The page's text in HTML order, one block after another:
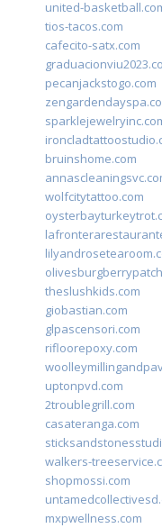
united-
tios-tacos.com
cafecito-satx.com
pecanjackstogo.com
bruinshome.com
wolfcitytattoo.com
theslushkids.com
giobastian.com
glpascensori.com
rifloorepoxy.com
uptonpvd.com
2troublegrill.com
casateranga.com
walkers-
shopmossi.com
mxpwellness.com